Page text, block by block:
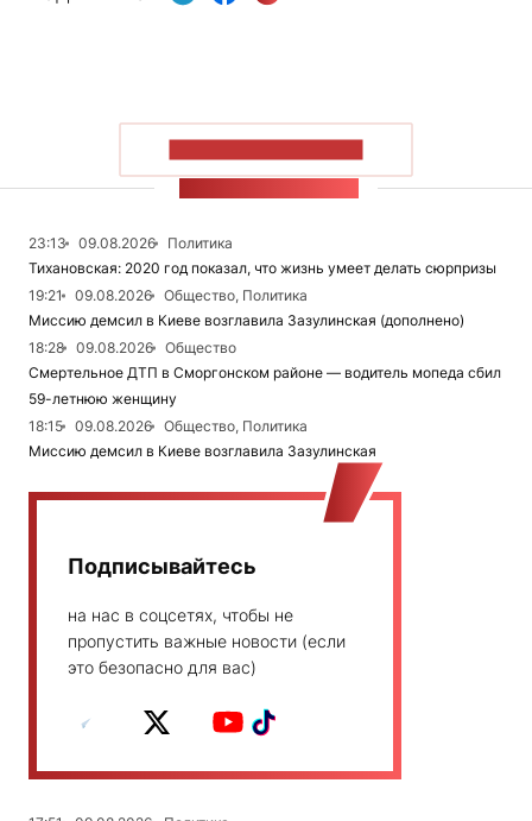
23:13 09.08.2026
Политика
Тихановская: 2020 год показал, что жизнь умеет делать сюрпризы
19:21
09.08.2026
Общество, Политика
Миссию демсил в Киеве возглавила Зазулинская (дополнено)
18:28
09.08.2026
Общество
Смертельное ДТП в Сморгонском районе — водитель мопеда сбил
59-летнюю женщину
18:15
09.08.2026
Общество, Политика
Миссию демсил в Киеве возглавила Зазулинская
Подписывайтесь
на нас в соцсетях, чтобы не
пропустить важные новости (если
это безопасно для вас)